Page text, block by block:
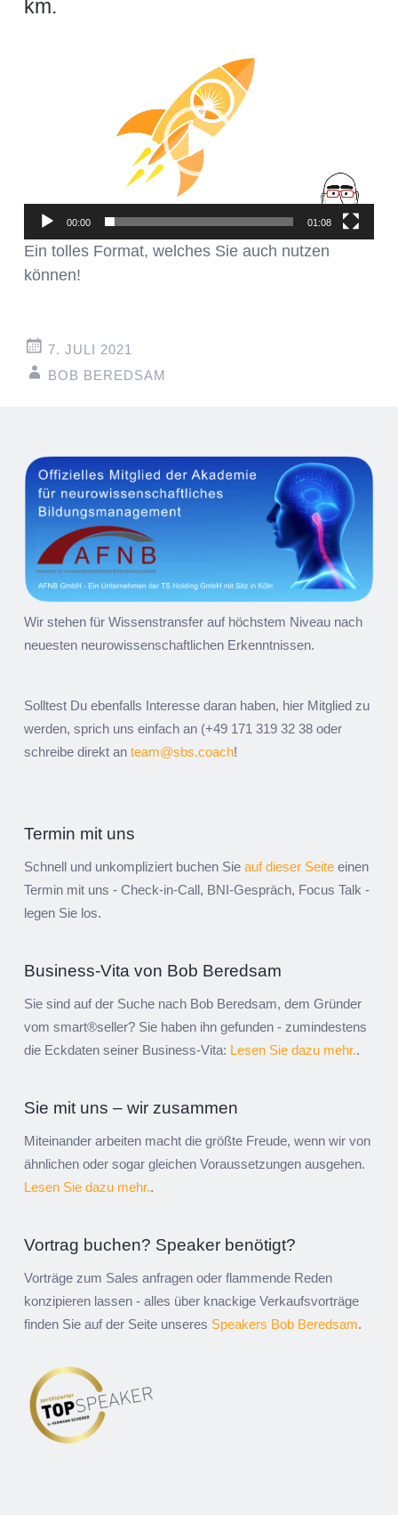
km.
00:00 01:08
Ein tolles Format, welches Sie auch nutzen
können!
7. JULI 2021
BOB BEREDSAM
Artikel-
Navigation
Wir stehen für Wissenstransfer auf höchstem Niveau nach
neuesten neurowissenschaftlichen Erkenntnissen.
Solltest Du ebenfalls Interesse daran haben, hier Mitglied zu
werden, sprich uns einfach an (+49 171 319 32 38 oder
schreibe direkt an team@sbs.coach!
Termin mit uns
Schnell und unkompliziert buchen Sie auf dieser Seite einen
Termin mit uns - Check-in-Call, BNI-Gespräch, Focus Talk -
legen Sie los.
Business-Vita von Bob Beredsam
Sie sind auf der Suche nach Bob Beredsam, dem Gründer
vom smart®seller? Sie haben ihn gefunden - zumindestens
die Eckdaten seiner Business-Vita: Lesen Sie dazu mehr..
Sie mit uns – wir zusammen
Miteinander arbeiten macht die größte Freude, wenn wir von
ähnlichen oder sogar gleichen Voraussetzungen ausgehen.
Lesen Sie dazu mehr..
Vortrag buchen? Speaker benötigt?
Vorträge zum Sales anfragen oder flammende Reden
konzipieren lassen - alles über knackige Verkaufsvorträge
finden Sie auf der Seite unseres Speakers Bob Beredsam.